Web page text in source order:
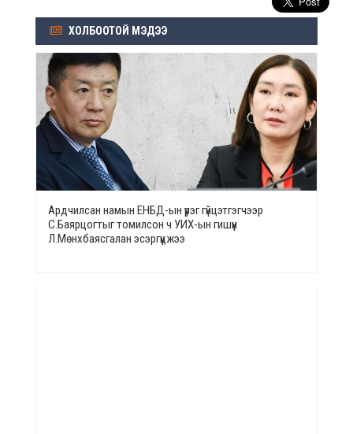
ХОЛБООТОЙ МЭДЭЭ
Ардчилсан намын ЕНБД-ын үүрэг гүйцэтгэгчээр
С.Баярцогтыг томилсон ч УИХ-ын гишүүн
Л.Мөнхбаясгалан эсэргүүцжээ